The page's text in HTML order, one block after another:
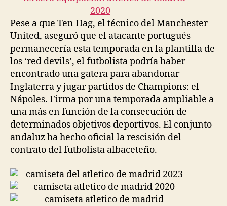
Pese a que Ten Hag, el técnico del Manchester
United, aseguró que el atacante portugués
permanecería esta temporada en la plantilla de
los ‘red devils’, el futbolista podría haber
encontrado una gatera para abandonar
Inglaterra y jugar partidos de Champions: el
Nápoles. Firma por una temporada ampliable a
una más en función de la consecución de
determinados objetivos deportivos. El conjunto
andaluz ha hecho oficial la rescisión del
contrato del futbolista albaceteño.